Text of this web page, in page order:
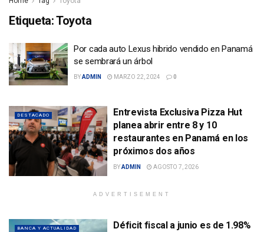
Etiqueta:Toyota
Por cada auto Lexus hibrido vendido en Panamá
se sembrará un árbol
BYADMIN MARZO 22, 2024 0
DESTACADO
Entrevista Exclusiva Pizza Hut
planea abrir entre 8 y 10
restaurantes en Panamá en los
próximos dos años
BYADMIN AGOSTO 7, 2026
ADVERTISEMENT
BANCA Y ACTUALIDAD
Déficit fiscal a junio es de 1.98%